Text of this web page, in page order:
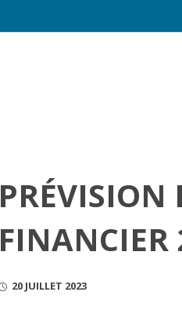
PRÉVISION
FINANCIER
20 JUILLET 2023